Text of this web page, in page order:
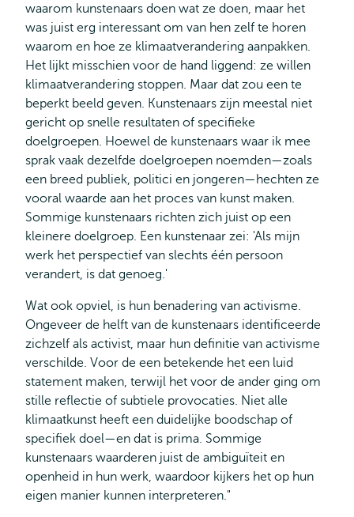
waarom kunstenaars doen wat ze doen, maar het
was juist erg interessant om van hen zelf te horen
waarom en hoe ze klimaatverandering aanpakken.
Het lijkt misschien voor de hand liggend: ze willen
klimaatverandering stoppen. Maar dat zou een te
beperkt beeld geven. Kunstenaars zijn meestal niet
gericht op snelle resultaten of specifieke
doelgroepen. Hoewel de kunstenaars waar ik mee
sprak vaak dezelfde doelgroepen noemden—zoals
een breed publiek, politici en jongeren—hechten ze
vooral waarde aan het proces van kunst maken.
Sommige kunstenaars richten zich juist op een
kleinere doelgroep. Een kunstenaar zei: 'Als mijn
werk het perspectief van slechts één persoon
verandert, is dat genoeg.'
Wat ook opviel, is hun benadering van activisme.
Ongeveer de helft van de kunstenaars identificeerde
zichzelf als activist, maar hun definitie van activisme
verschilde. Voor de een betekende het een luid
statement maken, terwijl het voor de ander ging om
stille reflectie of subtiele provocaties. Niet alle
klimaatkunst heeft een duidelijke boodschap of
specifiek doel—en dat is prima. Sommige
kunstenaars waarderen juist de ambiguïteit en
openheid in hun werk, waardoor kijkers het op hun
eigen manier kunnen interpreteren."